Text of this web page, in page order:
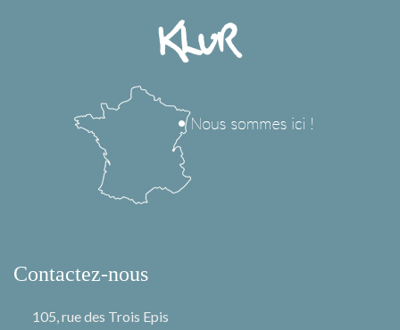
Contactez-nous
105, rue des Trois Epis